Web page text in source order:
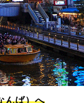
んば）へ